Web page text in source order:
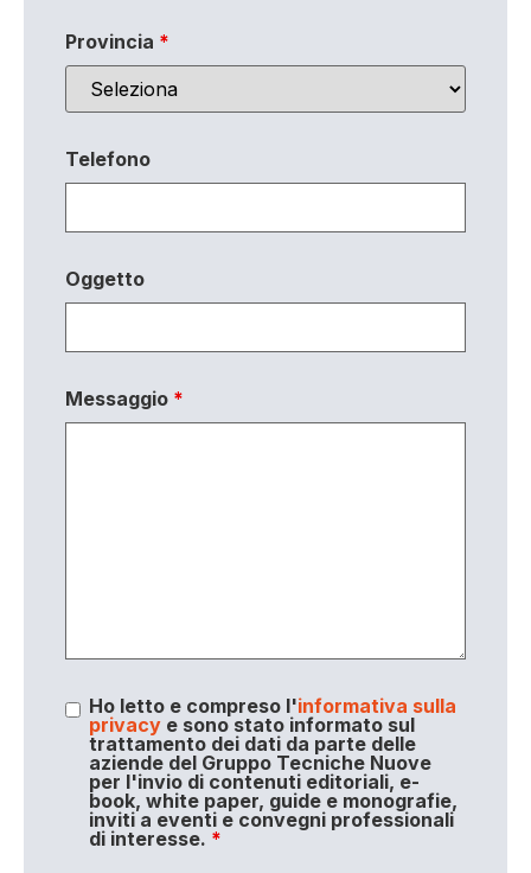
Provincia *
Telefono
Oggetto
Messaggio *
Ho letto e compreso l'informativa sulla
privacye sono stato informato sul
trattamento dei dati da parte delle
aziende del Gruppo Tecniche Nuove
per l'invio di contenuti editoriali, e-
book, white paper, guide e monografie,
inviti a eventi e convegni professionali
di interesse. *